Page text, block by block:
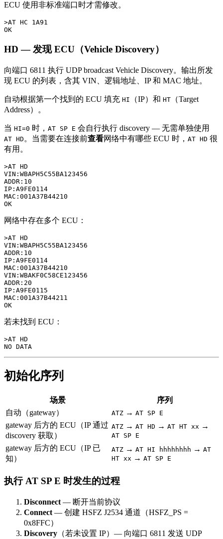
ECU 使用非标准端口时才需修改。
>AT HC 1A91
HD — 发现 ECU（Vehicle Discovery）
向端口 6811 执行 UDP broadcast Vehicle Discovery。输出所发
现 ECU 的列表，含其 VIN、逻辑地址、IP 和 MAC 地址。
自动根据第一个找到的 ECU 填充 HI （IP）和 HT （Target
Address）。
当 HI=0 时， AT SP E 会自行执行 discovery — 无需单独使用
AT HD 。当需要在连接前查看网络中有哪些 ECU 时， AT HD 很
有用。
>AT HD
VIN:WBAPH5C55BA123456
ADDR:10
IP:A9FE0114
MAC:001A37B44210
网络中存在多个 ECU：
>AT HD
VIN:WBAPH5C55BA123456
ADDR:10
IP:A9FE0114
MAC:001A37B44210
VIN:WBAKF0C58CE123456
ADDR:20
IP:A9FE0115
MAC:001A37B44211
若未找到 ECU：
>AT HD
初始化序列
场景
序列
自动（gateway）
ATZ → AT SP E
gateway 后方的 ECU（IP 通过
discovery 获取）
ATZ → AT HD → AT HT xx →
AT SP E
gateway 后方的 ECU（IP 已
知）
ATZ → AT HI hhhhhhhh → AT
HT xx → AT SP E
执行 AT SP E 时发生的过程
Disconnect — 断开当前协议
Connect — 创建 HSFZ J2534 通道（HSFZ_PS =
0x8FFC）
Discovery （若未设置 IP）— 向端口 6811 发送 UDP